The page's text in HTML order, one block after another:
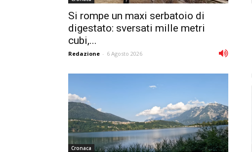
Si rompe un maxi serbatoio di
digestato: sversati mille metri
cubi,...
Redazione - 6 Agosto 2026
Cronaca